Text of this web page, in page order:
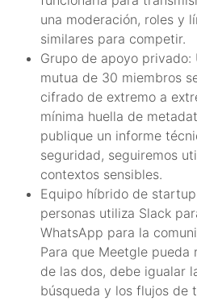
una moderación, roles y
similares para competir.
Grupo de apoyo
mutua de 30 miembros
cifrado de extremo a
mínima huella de
publique un informe
seguridad, seguiremos
contextos sensibles.
Equipo híbrido de
personas utiliza Slack
WhatsApp para la
Para que Meetgle pueda
de las dos, debe igualar
búsqueda y los flujos de